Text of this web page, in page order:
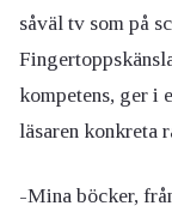
såväl tv som på
kompetens, ger i
läsaren konkreta
-Mina böcker,